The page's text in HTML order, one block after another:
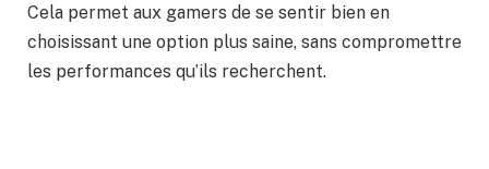
Cela permet aux gamers de se sentir bien en
choisissant une option plus saine, sans compromettre
les performances qu’ils recherchent.